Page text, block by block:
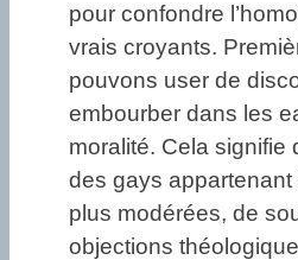
pour confondre
vrais croyants.
pouvons user de
embourber dans les
moralité. Cela signifie
des gays
plus modérées, de
objections